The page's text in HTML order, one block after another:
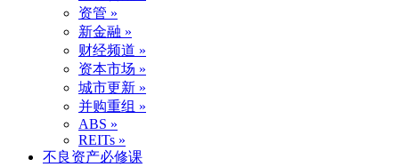
资管 »
新金融 »
财经频道 »
资本市场 »
城市更新 »
并购重组 »
ABS »
REITs »
不良资产必修课